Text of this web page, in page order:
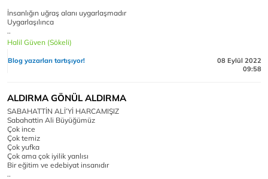
İnsanlığın uğraş alanı uygarlaşmadır
Uygarlaşılınca
..
Halil Güven (Sökeli)
Blog yazarları tartışıyor!
08 Eylül 2022
09:58
ALDIRMA GÖNÜL ALDIRMA
SABAHATTİN ALİ’Yİ HARCAMIŞIZ
Sabahattin Ali Büyüğümüz
Çok ince
Çok temiz
Çok yufka
Çok ama çok iyilik yanlısı
Bir eğitim ve edebiyat insanıdır
..